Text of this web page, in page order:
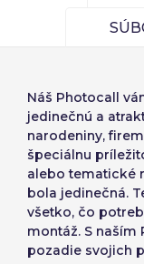
Používateľ
Heslo:
Náš Photocall
jedinečnú a
narodeniny,
špeciálnu
alebo tematické
bola jedinečná.
všetko, čo
montáž. S
pozadie svojich
Jednotky